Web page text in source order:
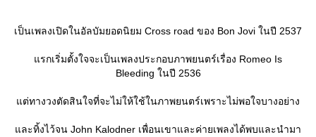
เป็นเพลงเปิดในอัลบัมยอดนิยม Cross road ของ Bon Jovi ในปี 2537
รกเริ่มตั้งใจจะเป็นเพลงประกอบภาพยนตร์เรื่อง Romeo Is
Bleeding ในปี 2536
ต่ทางวงตัดสินใจที่จะไม่ให้ใช้ในภาพยนตร์เพราะไม่พอใจบางอย่าง
ละทิ้งไว้จน John Kalodner เพื่อนเขาและค่ายเพลงได้พบและนำมา